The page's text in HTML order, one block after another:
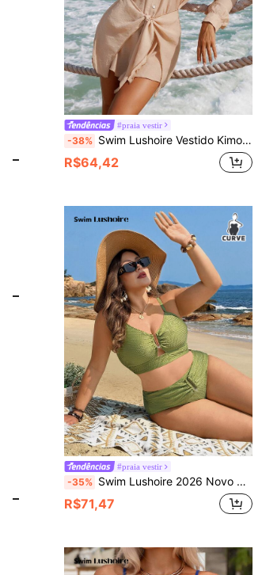
#praia vestir
-38% Swim Lushoire Vestido Kimono Casual de Férias com Ombro Caído, Manga Curta, Bolso Frontal, Bainha Assimétrica e Amarração Lateral, Roupa de Praia Feminina, Vestido de Férias, Camisa Saída de Praia, Roupas de Férias Femininas, Roupa De Praia Elegante Feminina, Vestidos Elegantes Femininos, Vestidos de Páscoa Femininos, Vestidos Casuais Femininos, Vestidos de Férias Femininos, Vestidos Estilo Country Femininos
R$64,42
#praia vestir
-35% Swim Lushoire 2026 Novo Conjunto de Maiô Bikini Plus Size Verde Oliva com Duas Peças, Decote Canoa, Design de Alça Ajustável, Adequado para Praia e Férias de Verão
R$71,47